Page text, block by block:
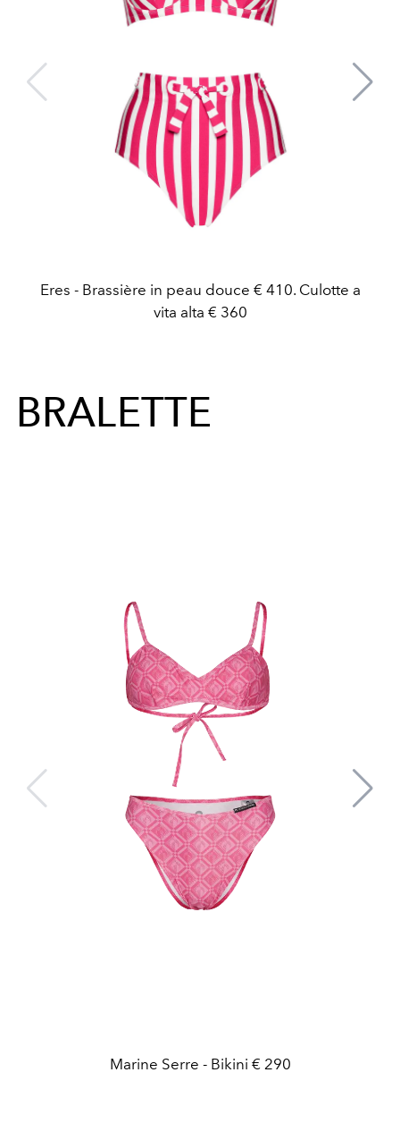
Eres - Brassière in peau douce € 410. Culotte a
vita alta € 360
BRALETTE
Marine Serre - Bikini € 290